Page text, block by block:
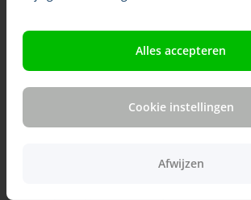
snoepje zodat het op de tafel staan een
Als de hond rustig bij u staat en het
hem even aait, begint u met een paar
bijten. Blijft hij rustig staan, beloon hem
en stop met de oefening. Protesteert hij,
dat hij blijft staan en stop pas als hij
zijn protesten ervoor zorgen dat u stopt!
Alles accepteren
Cookie instellingen
Afwijzen